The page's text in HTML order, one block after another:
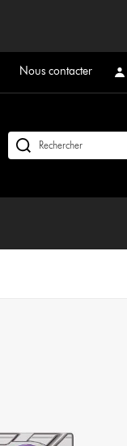
Nous contacter
Rechercher